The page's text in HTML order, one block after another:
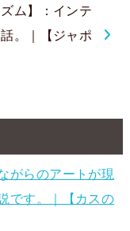
ム】：インテ
。｜【ジャポ
がらのアートが現
です。｜【カスの